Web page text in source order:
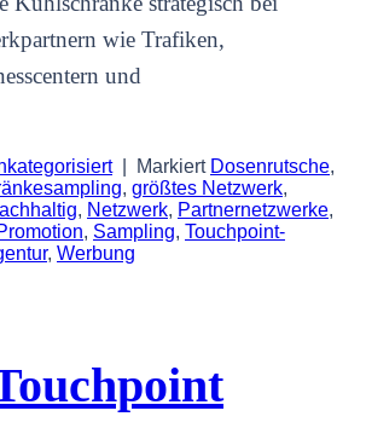
wie Trafiken,
und
Markiert Dosenrutsche,
, größtes Netzwerk,
, Netzwerk, Partnernetzwerke,
, Sampling, Touchpoint-
, Werbung